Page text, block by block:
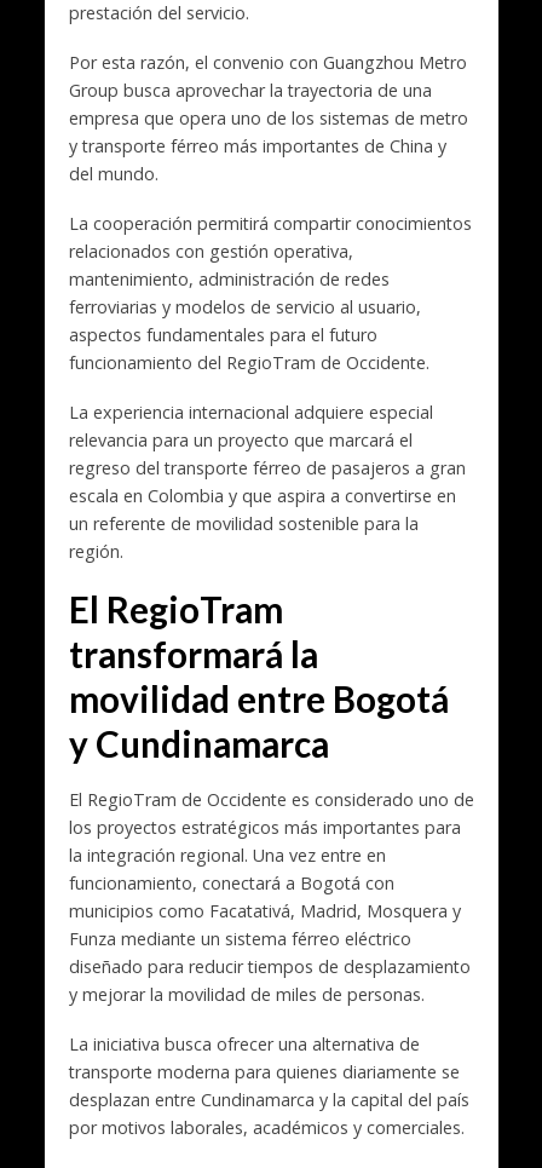
prestación del servicio.
Por esta razón, el convenio con Guangzhou Metro
Group busca aprovechar la trayectoria de una
empresa que opera uno de los sistemas de metro
y transporte férreo más importantes de China y
del mundo.
La cooperación permitirá compartir conocimientos
relacionados con gestión operativa,
mantenimiento, administración de redes
ferroviarias y modelos de servicio al usuario,
aspectos fundamentales para el futuro
funcionamiento del RegioTram de Occidente.
La experiencia internacional adquiere especial
relevancia para un proyecto que marcará el
regreso del transporte férreo de pasajeros a gran
escala en Colombia y que aspira a convertirse en
un referente de movilidad sostenible para la
región.
El RegioTram
transformará la
movilidad entre Bogotá
y Cundinamarca
El RegioTram de Occidente es considerado uno de
los proyectos estratégicos más importantes para
la integración regional. Una vez entre en
funcionamiento, conectará a Bogotá con
municipios como Facatativá, Madrid, Mosquera y
Funza mediante un sistema férreo eléctrico
diseñado para reducir tiempos de desplazamiento
y mejorar la movilidad de miles de personas.
La iniciativa busca ofrecer una alternativa de
transporte moderna para quienes diariamente se
desplazan entre Cundinamarca y la capital del país
por motivos laborales, académicos y comerciales.